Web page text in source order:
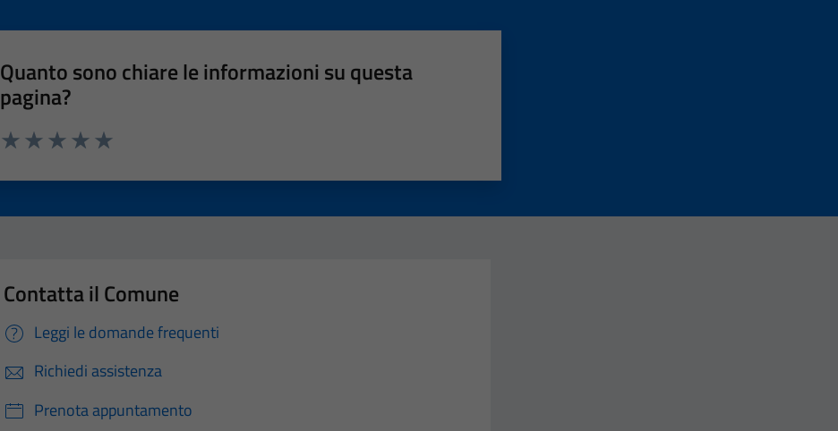
Quanto sono chiare le informazioni su questa
pagina?
Contatta il Comune
Leggi le domande frequenti
Richiedi assistenza
Prenota appuntamento